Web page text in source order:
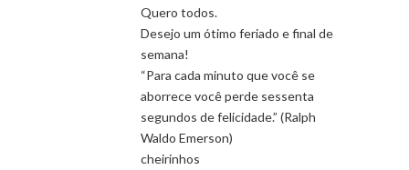
Quero todos.
Desejo um ótimo feriado e final de
semana!
“Para cada minuto que você se
aborrece você perde sessenta
segundos de felicidade.” (Ralph
Waldo Emerson)
cheirinhos